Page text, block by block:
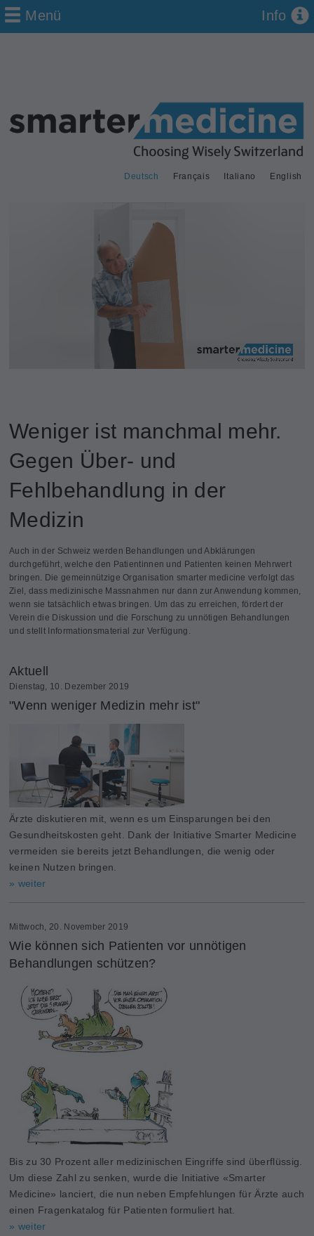
Deutsch Français Italiano English
Menü Info
Weniger ist manchmal mehr.
Gegen Über- und
Fehlbehandlung in der
Medizin
Auch in der Schweiz werden Behandlungen und Abklärungen
durchgeführt, welche den Patientinnen und Patienten keinen Mehrwert
bringen. Die gemeinnützige Organisation smarter medicine verfolgt das
Ziel, dass medizinische Massnahmen nur dann zur Anwendung kommen,
wenn sie tatsächlich etwas bringen. Um das zu erreichen, fördert der
Verein die Diskussion und die Forschung zu unnötigen Behandlungen
und stellt Informationsmaterial zur Verfügung.
Aktuell
Dienstag, 10. Dezember 2019
"Wenn weniger Medizin mehr ist"
Ärzte diskutieren mit, wenn es um Einsparungen bei den
Gesundheitskosten geht. Dank der Initiative Smarter Medicine
vermeiden sie bereits jetzt Behandlungen, die wenig oder
keinen Nutzen bringen.
» weiter
Mittwoch, 20. November 2019
Wie können sich Patienten vor unnötigen
Behandlungen schützen?
Bis zu 30 Prozent aller medizinischen Eingriffe sind überflüssig.
Um diese Zahl zu senken, wurde die Initiative «Smarter
Medicine» lanciert, die nun neben Empfehlungen für Ärzte auch
einen Fragenkatalog für Patienten formuliert hat.
» weiter